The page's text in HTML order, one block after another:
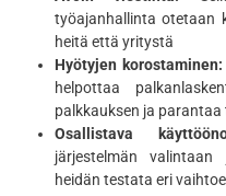
työajanhallinta otetaan
heitä että yritystä
Hyötyjen korostaminen:
helpottaa
palkkauksen ja
Osallistava
järjestelmän
heidän testata eri